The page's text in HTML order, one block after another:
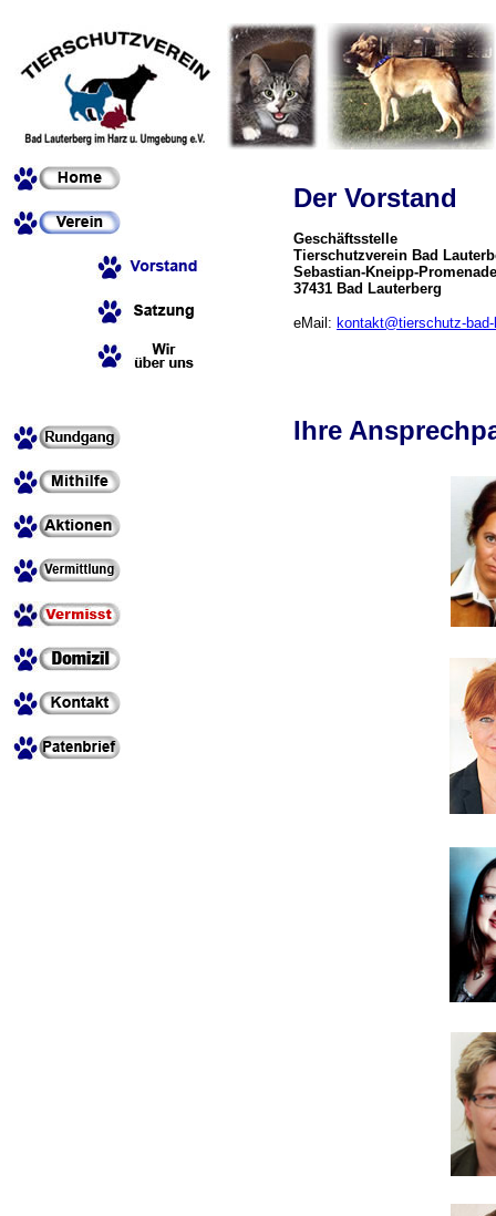
Der Vorstand
Geschäftsstelle
Tierschutzverein Bad
Sebastian-Kneipp-
37431 Bad Lauterberg
eMail: kontakt@tierschutz-
Ihre